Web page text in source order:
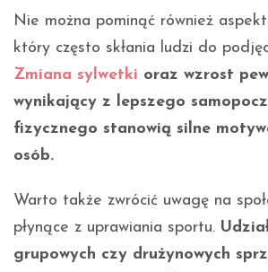
Nie można pominąć również
który często skłania ludzi do
Zmiana sylwetki oraz wzrost
wynikający z lepszego
fizycznego stanowią silne
osób.
Warto także zwrócić uwagę na
płynące z uprawiania sportu.
grupowych czy drużynowych